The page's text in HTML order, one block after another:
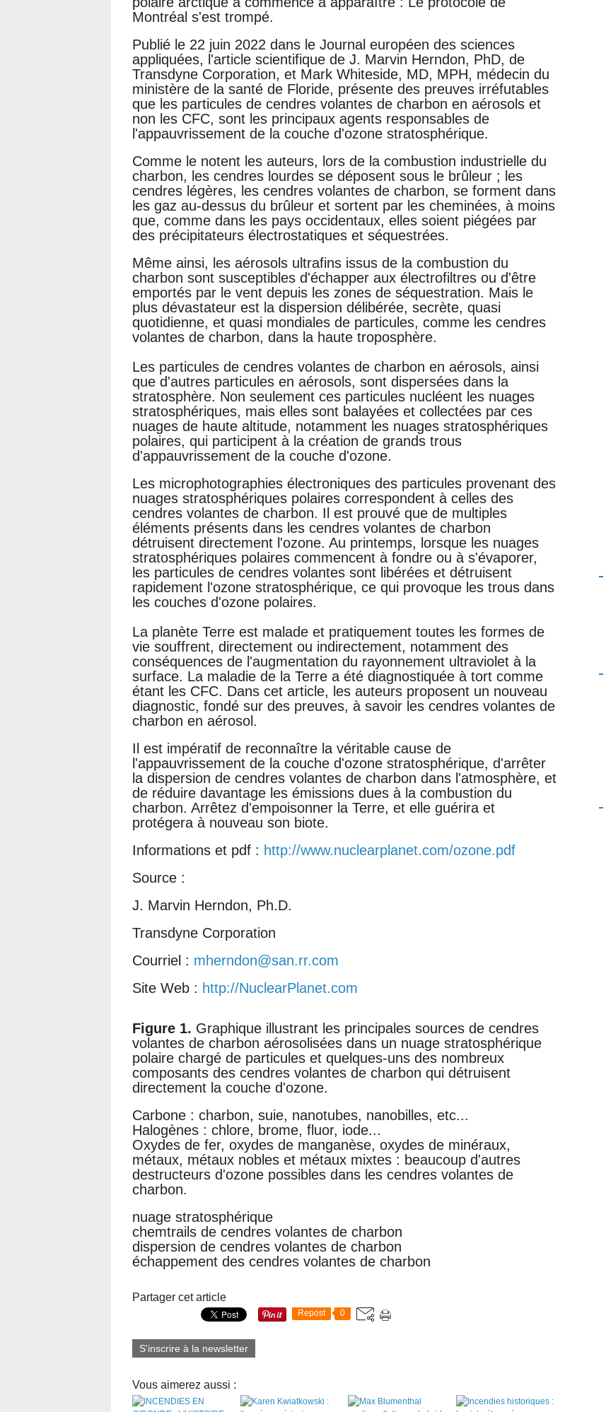
Montréal s'est trompé.
Publié le 22 juin 2022 dans le Journal européen des sciences
appliquées, l'article scientifique de J. Marvin Herndon, PhD, de
Transdyne Corporation, et Mark Whiteside, MD, MPH, médecin du
ministère de la santé de Floride, présente des preuves irréfutables
que les particules de cendres volantes de charbon en aérosols et
non les CFC, sont les principaux agents responsables de
l'appauvrissement de la couche d'ozone stratosphérique.
Comme le notent les auteurs, lors de la combustion industrielle du
charbon, les cendres lourdes se déposent sous le brûleur ; les
cendres légères, les cendres volantes de charbon, se forment dans
les gaz au-dessus du brûleur et sortent par les cheminées, à moins
que, comme dans les pays occidentaux, elles soient piégées par
des précipitateurs électrostatiques et séquestrées.
Même ainsi, les aérosols ultrafins issus de la combustion du
charbon sont susceptibles d'échapper aux électrofiltres ou d'être
emportés par le vent depuis les zones de séquestration. Mais le
plus dévastateur est la dispersion délibérée, secrète, quasi
quotidienne, et quasi mondiales de particules, comme les cendres
volantes de charbon, dans la haute troposphère.
Les particules de cendres volantes de charbon en aérosols, ainsi
que d'autres particules en aérosols, sont dispersées dans la
stratosphère. Non seulement ces particules nucléent les nuages
stratosphériques, mais elles sont balayées et collectées par ces
nuages de haute altitude, notamment les nuages stratosphériques
polaires, qui participent à la création de grands trous
d'appauvrissement de la couche d'ozone.
Les microphotographies électroniques des particules provenant des
nuages stratosphériques polaires correspondent à celles des
cendres volantes de charbon. Il est prouvé que de multiples
éléments présents dans les cendres volantes de charbon
détruisent directement l'ozone. Au printemps, lorsque les nuages
stratosphériques polaires commencent à fondre ou à s'évaporer,
les particules de cendres volantes sont libérées et détruisent
rapidement l'ozone stratosphérique, ce qui provoque les trous dans
les couches d'ozone polaires.
La planète Terre est malade et pratiquement toutes les formes de
vie souffrent, directement ou indirectement, notamment des
conséquences de l'augmentation du rayonnement ultraviolet à la
surface. La maladie de la Terre a été diagnostiquée à tort comme
étant les CFC. Dans cet article, les auteurs proposent un nouveau
diagnostic, fondé sur des preuves, à savoir les cendres volantes de
charbon en aérosol.
Il est impératif de reconnaître la véritable cause de
l'appauvrissement de la couche d'ozone stratosphérique, d'arrêter
la dispersion de cendres volantes de charbon dans l'atmosphère, et
de réduire davantage les émissions dues à la combustion du
charbon. Arrêtez d'empoisonner la Terre, et elle guérira et
protégera à nouveau son biote.
Informations et pdf : http://www.nuclearplanet.com/ozone.pdf
Source :
J. Marvin Herndon, Ph.D.
Transdyne Corporation
Courriel : mherndon@san.rr.com
Site Web : http://NuclearPlanet.com
Figure 1. Graphique illustrant les principales sources de cendres
volantes de charbon aérosolisées dans un nuage stratosphérique
polaire chargé de particules et quelques-uns des nombreux
composants des cendres volantes de charbon qui détruisent
directement la couche d'ozone.
Carbone : charbon, suie, nanotubes, nanobilles, etc...
Halogènes : chlore, brome, fluor, iode...
Oxydes de fer, oxydes de manganèse, oxydes de minéraux,
métaux, métaux nobles et métaux mixtes : beaucoup d'autres
destructeurs d'ozone possibles dans les cendres volantes de
charbon.
nuage stratosphérique
chemtrails de cendres volantes de charbon
dispersion de cendres volantes de charbon
échappement des cendres volantes de charbon
Partager cet article
Repost 0
S'inscrire à la newsletter
Vous aimerez aussi :